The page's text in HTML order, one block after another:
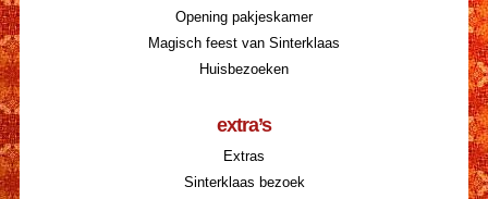
Opening pakjeskamer
Magisch feest van Sinterklaas
Huisbezoeken
extra’s
Extras
Sinterklaas bezoek